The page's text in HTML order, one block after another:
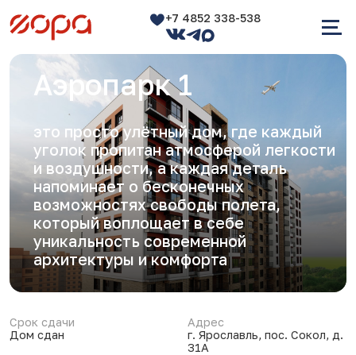
+7 4852 338-538
Аэропарк 1
это просто улётный дом, где каждый
уголок пропитан атмосферой легкости
и воздушности, а каждая деталь
напоминает о бесконечных
возможностях свободы полета,
который воплощает в себе
уникальность современной
архитектуры и комфорта
Срок сдачи
Дом сдан
Адрес
г. Ярославль, пос. Сокол, д.
31А